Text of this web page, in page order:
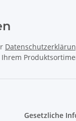
Gesetzliche